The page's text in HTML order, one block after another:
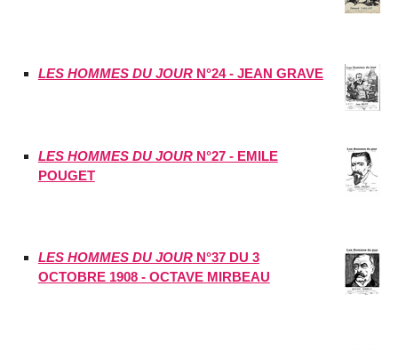
LES HOMMES DU JOURN°24 - JEAN GRAVE
LES HOMMES DU JOURN°27 - EMILE
POUGET
LES HOMMES DU JOURN°37 DU 3
OCTOBRE 1908 - OCTAVE MIRBEAU